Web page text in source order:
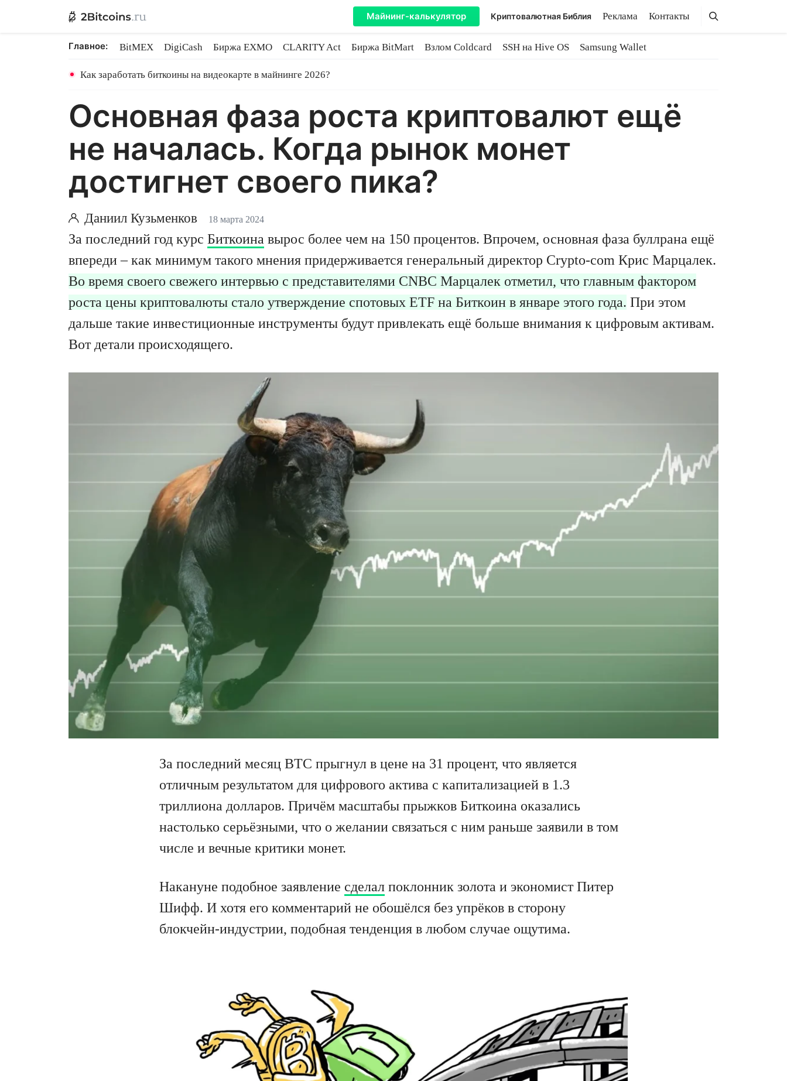
Майнинг-калькулятор Криптовалютная Библия Реклама Контакты Поиск
Поиск
Главное: BitMEX DigiCash Биржа EXMO CLARITY Act Биржа BitMart Взлом Coldcard SSH на Hive OS
Samsung Wallet
Как заработать биткоины на видеокарте в майнинге 2026?
Основная фаза роста криптовалют ещё
не началась. Когда рынок монет
достигнет своего пика?
Даниил Кузьменков 18 марта 2024
За последний год курс Биткоина вырос более чем на 150 процентов. Впрочем, основная фаза буллрана ещё
впереди – как минимум такого мнения придерживается генеральный директор Crypto-com Крис Марцалек.
Во время своего свежего интервью с представителями CNBC Марцалек отметил, что главным фактором
роста цены криптовалюты стало утверждение спотовых ETF на Биткоин в январе этого года. При этом
дальше такие инвестиционные инструменты будут привлекать ещё больше внимания к цифровым активам.
Вот детали происходящего.
За последний месяц BTC прыгнул в цене на 31 процент, что является
отличным результатом для цифрового актива с капитализацией в 1.3
триллиона долларов. Причём масштабы прыжков Биткоина оказались
настолько серьёзными, что о желании связаться с ним раньше заявили в том
числе и вечные критики монет.
Накануне подобное заявление сделал поклонник золота и экономист Питер
Шифф. И хотя его комментарий не обошёлся без упрёков в сторону
блокчейн-индустрии, подобная тенденция в любом случае ощутима.